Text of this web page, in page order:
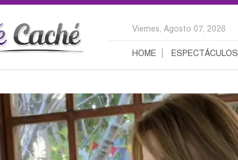
Viernes, Agosto 07, 2026
HOME ESPECTÁCULOS